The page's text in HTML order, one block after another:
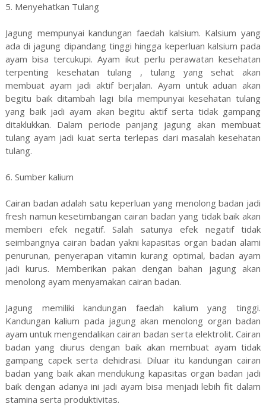
5. Menyehatkan Tulang
Jagung mempunyai kandungan faedah kalsium. Kalsium yang
ada di jagung dipandang tinggi hingga keperluan kalsium pada
ayam bisa tercukupi. Ayam ikut perlu perawatan kesehatan
terpenting kesehatan tulang , tulang yang sehat akan
membuat ayam jadi aktif berjalan. Ayam untuk aduan akan
begitu baik ditambah lagi bila mempunyai kesehatan tulang
yang baik jadi ayam akan begitu aktif serta tidak gampang
ditaklukkan. Dalam periode panjang jagung akan membuat
tulang ayam jadi kuat serta terlepas dari masalah kesehatan
tulang.
6. Sumber kalium
Cairan badan adalah satu keperluan yang menolong badan jadi
fresh namun kesetimbangan cairan badan yang tidak baik akan
memberi efek negatif. Salah satunya efek negatif tidak
seimbangnya cairan badan yakni kapasitas organ badan alami
penurunan, penyerapan vitamin kurang optimal, badan ayam
jadi kurus. Memberikan pakan dengan bahan jagung akan
menolong ayam menyamakan cairan badan.
Jagung memiliki kandungan faedah kalium yang tinggi.
Kandungan kalium pada jagung akan menolong organ badan
ayam untuk mengendalikan cairan badan serta elektrolit. Cairan
badan yang diurus dengan baik akan membuat ayam tidak
gampang capek serta dehidrasi. Diluar itu kandungan cairan
badan yang baik akan mendukung kapasitas organ badan jadi
baik dengan adanya ini jadi ayam bisa menjadi lebih fit dalam
stamina serta produktivitas.